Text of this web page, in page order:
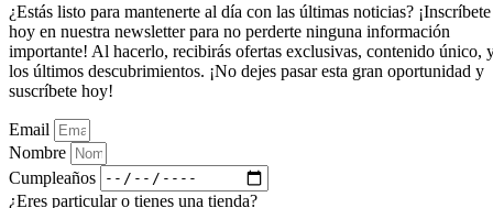
¿Estás listo para mantenerte al día con las últimas noticias? ¡Inscríbete
hoy en nuestra newsletter para no perderte ninguna información
importante! Al hacerlo, recibirás ofertas exclusivas, contenido único,
los últimos descubrimientos. ¡No dejes pasar esta gran oportunidad y
suscríbete hoy!
Email
Nombre
Cumpleaños
¿Eres particular o tienes una tienda?